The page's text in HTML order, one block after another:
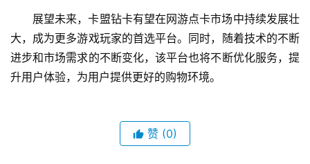
展望未来，卡盟钻卡有望在网游点卡市场中持续发展壮
大，成为更多游戏玩家的首选平台。同时，随着技术的不断
进步和市场需求的不断变化，该平台也将不断优化服务，提
升用户体验，为用户提供更好的购物环境。
赞 (0)